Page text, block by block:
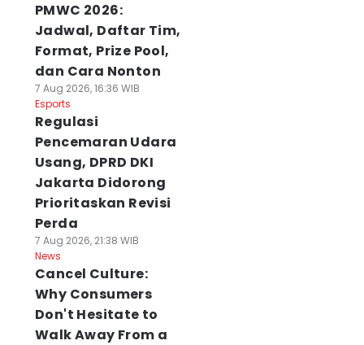
PMWC 2026:
Jadwal, Daftar Tim,
Format, Prize Pool,
dan Cara Nonton
7 Aug 2026, 16:36 WIB
Esports
Regulasi
Pencemaran Udara
Usang, DPRD DKI
Jakarta Didorong
Prioritaskan Revisi
Perda
7 Aug 2026, 21:38 WIB
News
Cancel Culture:
Why Consumers
Don't Hesitate to
Walk Away From a